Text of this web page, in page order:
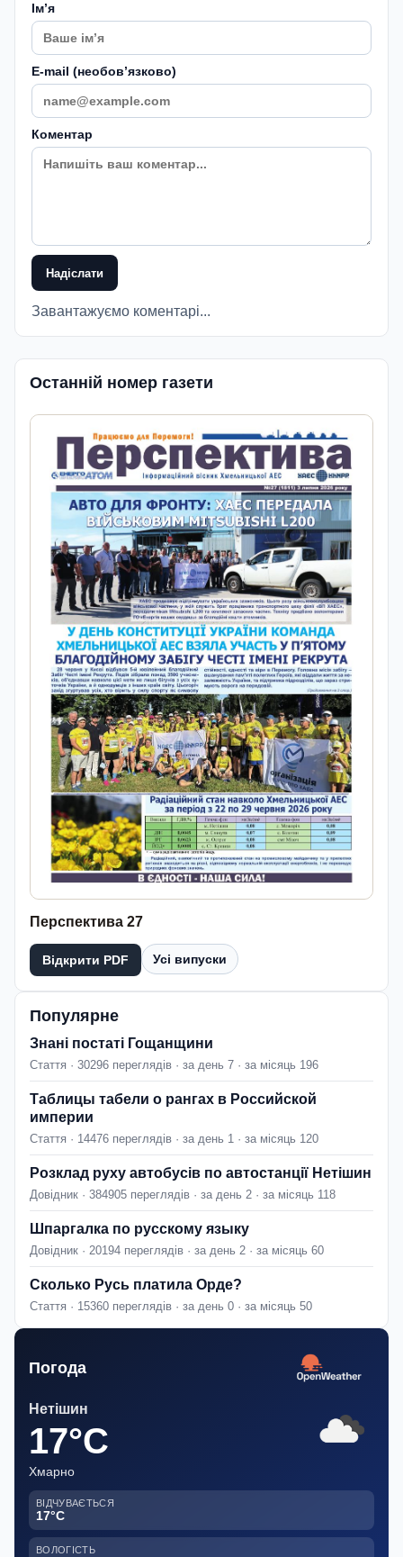
Імʼя
E-mail (необовʼязково)
Коментар
Надіслати
Завантажуємо коментарі...
Останній номер газети
Перспектива 27
Відкрити PDF Усі випуски
Популярне
Знані постаті Гощанщини
Стаття · 30296 переглядів · за день 7 · за місяць 196
Таблицы табели о рангах в Российской
империи
Стаття · 14476 переглядів · за день 1 · за місяць 120
Розклад руху автобусів по автостанції Нетішин
Довідник · 384905 переглядів · за день 2 · за місяць 118
Шпаргалка по русскому языку
Довідник · 20194 переглядів · за день 2 · за місяць 60
Сколько Русь платила Орде?
Стаття · 15360 переглядів · за день 0 · за місяць 50
Погода
Нетішин
17°C
Хмарно
ВІДЧУВАЄТЬСЯ
17°C
ВОЛОГІСТЬ